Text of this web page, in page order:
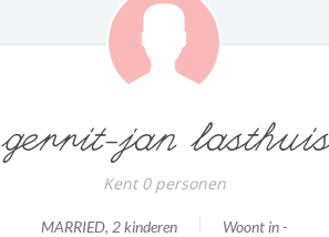
gerrit-jan lasthuis
Kent 0 personen
MARRIED, 2 kinderen Woont in -